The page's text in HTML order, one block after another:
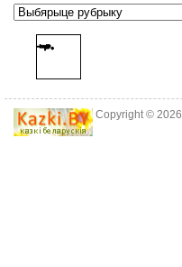
Copyright © 2026